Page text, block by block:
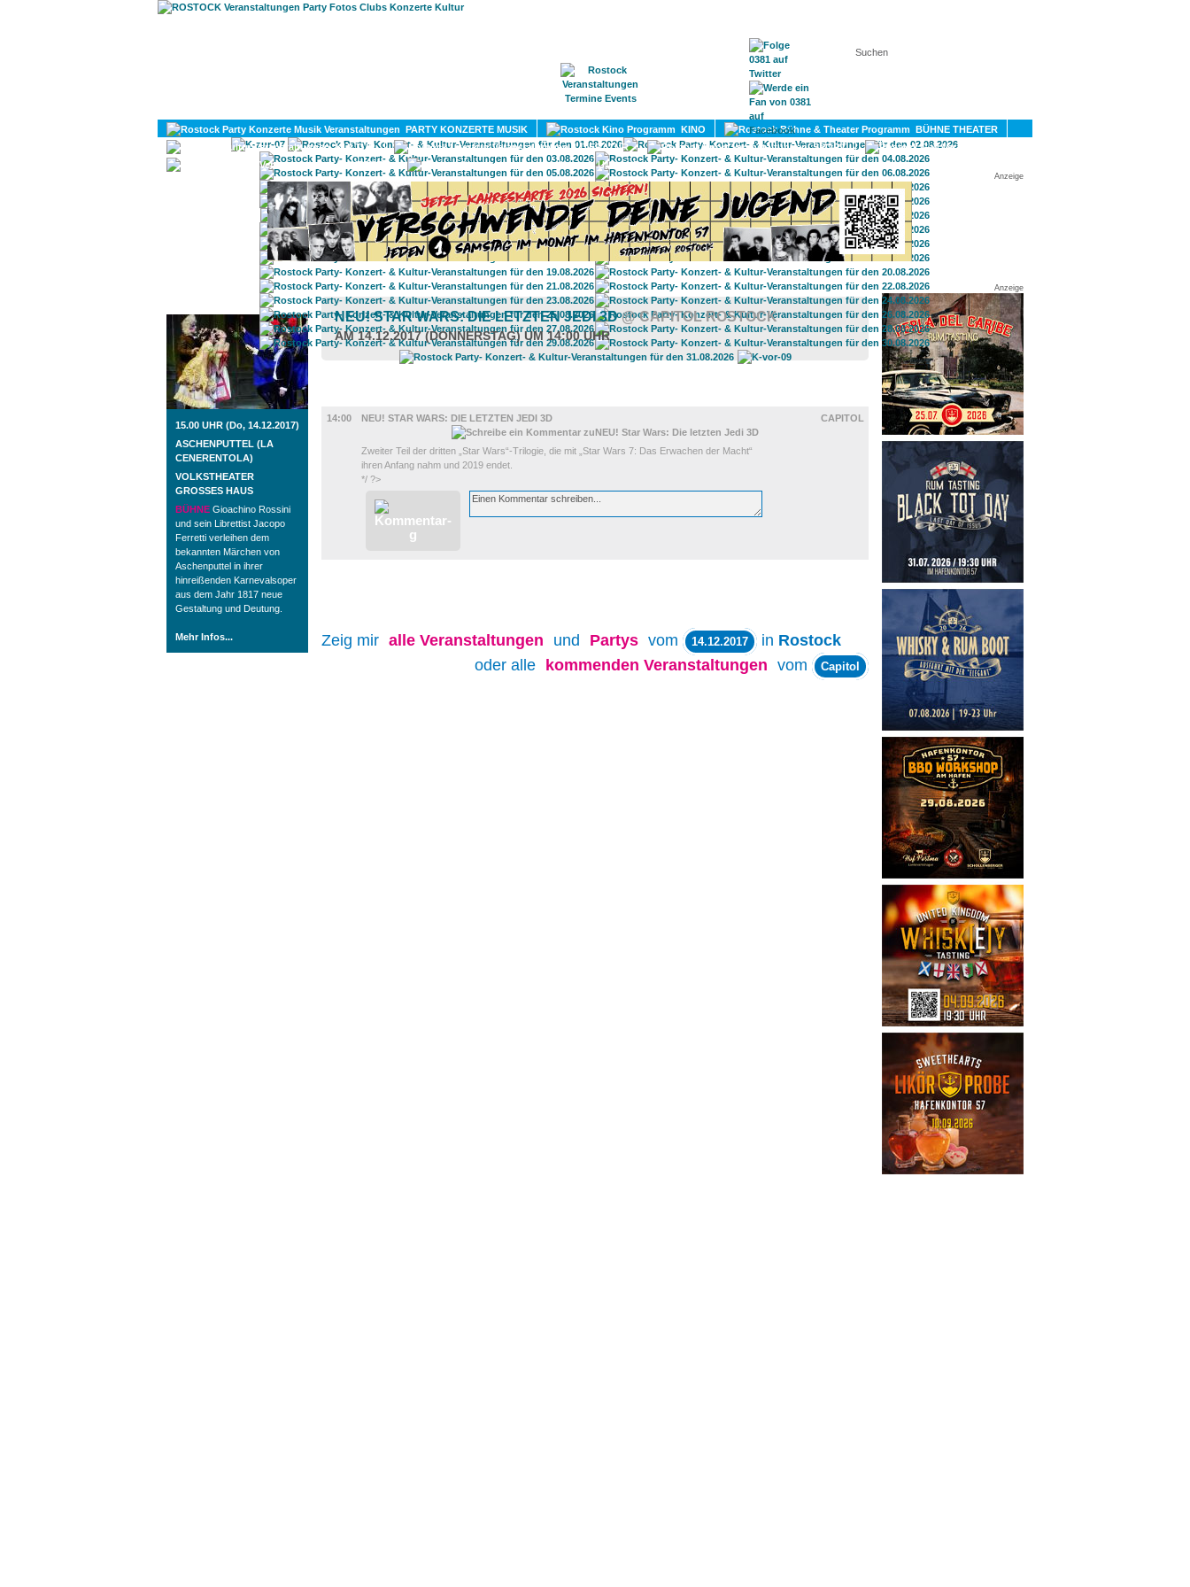
KONTAKT
PARTY KONZERTE MUSIK KINO
BÜHNE THEATER
KULTUR
LITERATUR SPORT
DIVERSES
UMLAND
Anzeige
ROSTOCK TAGESTIPP
15.00 UHR (Do, 14.12.2017)
ASCHENPUTTEL (LA
CENERENTOLA)
VOLKSTHEATER
GROSSES HAUS
BÜHNE Gioachino Rossini
und sein Librettist Jacopo
Ferretti verleihen dem
bekannten Märchen von
Aschenputtel in ihrer
hinreißenden Karnevalsoper
aus dem Jahr 1817 neue
Gestaltung und Deutung.
Mehr Infos...
Anzeige
NEU! STAR WARS: DIE LETZTEN JEDI 3D@ CAPITOL ROSTOCK
AM 14.12.2017 (DONNERSTAG) UM 14:00 UHR
14:00
NEU! STAR WARS: DIE LETZTEN JEDI 3D CAPITOL
Zweiter Teil der dritten „Star Wars“-Trilogie, die mit „Star Wars 7: Das Erwachen der Macht“
ihren Anfang nahm und 2019 endet.
*/ ?>
Zeig mir alle Veranstaltungen und Partys vom 14.12.2017 in Rostock
oder alle
kommenden Veranstaltungen vom Capitol